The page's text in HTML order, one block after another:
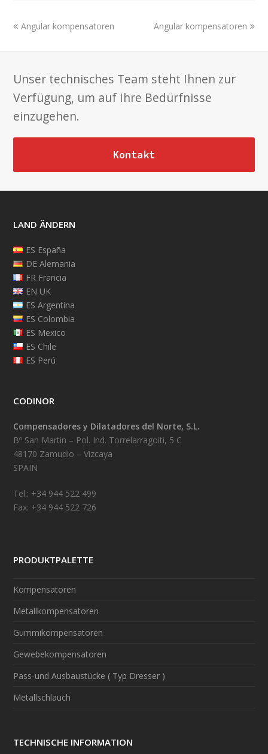
previous
Angular kompensatoren
next
Angular kompensatoren
Unser technisches Team steht Ihnen zur
Verfügung, um auf Ihre Bedürfnisse
einzugehen.
Kontakt
LAND ÄNDERN
ES España
DE Alemania
FR Francia
EN UK
ES Argentina
ES Colombia
ES Mexico
ES Chile
ES Perú
CODINOR
Compensadores y Dilatadores del Norte, S.L.
Bº San Martin – Pol. Ind. Torrelarragoiti, 5 C
48170 Zamudio – Vizcaya
SPAIN
Tel.: +34 944 522 499
Fax: +34 944 522 726
PRODUKTPALETTE
Kompensatoren
Metallkompensatoren
Gummikompensatoren
Gewebekompensatoren
Pass-und Ausbaustücke ( Typ Dresser )
Metallschlauch
TECHNISCHE INFORMATION